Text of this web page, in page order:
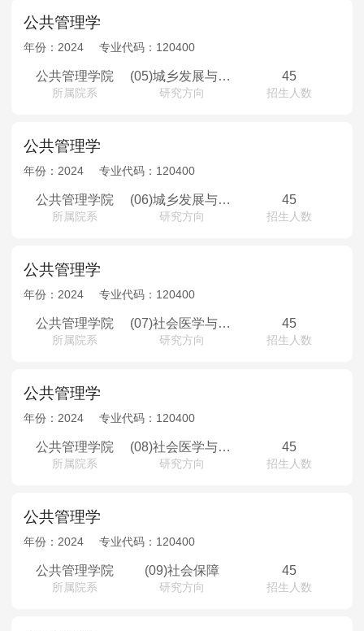
公共管理学
年份： 2024 专业代码： 120400
公共管理学院
所属院系
(05)城乡发展与规划
研究方向
45
招生人数
公共管理学
年份： 2024 专业代码： 120400
公共管理学院
所属院系
(06)城乡发展与规划（少数民族骨干计划）
研究方向
45
招生人数
公共管理学
年份： 2024 专业代码： 120400
公共管理学院
所属院系
(07)社会医学与卫生事业管理
研究方向
45
招生人数
公共管理学
年份： 2024 专业代码： 120400
公共管理学院
所属院系
(08)社会医学与卫生事业管理（少数民族骨干计划）
研究方向
45
招生人数
公共管理学
年份： 2024 专业代码： 120400
公共管理学院
所属院系
(09)社会保障
研究方向
45
招生人数